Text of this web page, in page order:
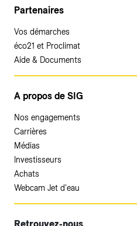
Partenaires
Vos démarches
éco21 et Proclimat
Aide & Documents
A propos de SIG
Nos engagements
Carrières
Médias
Investisseurs
Achats
Webcam Jet d'eau